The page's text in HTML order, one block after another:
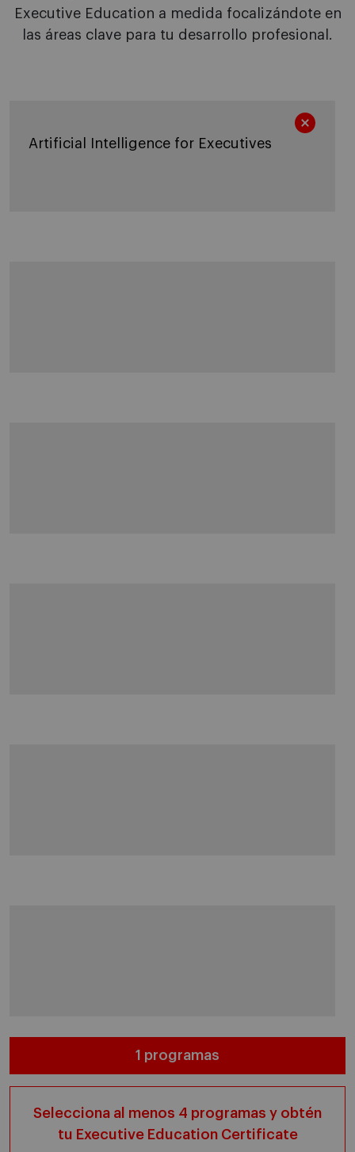
Executive Education a medida focalizándote en
las áreas clave para tu desarrollo profesional.
Artificial Intelligence for Executives
1 programas
Selecciona al menos 4 programas y obtén
tu Executive Education Certificate